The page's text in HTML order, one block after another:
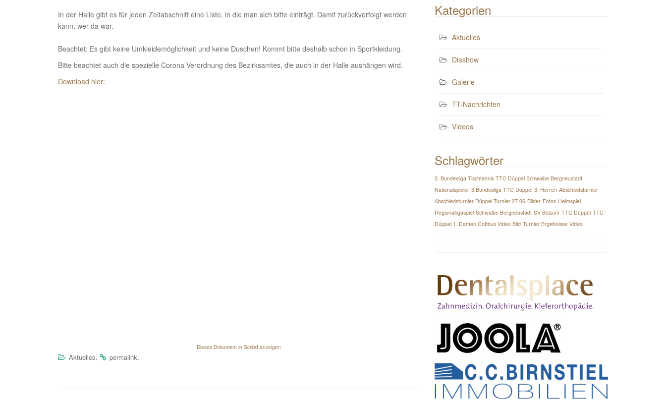
In der Halle gibt es für jeden Zeitabschnitt eine Liste, in die man sich bitte einträgt. Damit zurückverfolgt werden
kann, wer da war.
Beachtet: Es gibt keine Umkleidemöglichkeit und keine Duschen! Kommt bitte deshalb schon in Sportkleidung.
Bitte beachtet auch die spezielle Corona Verordnung des Bezirksamtes, die auch in der Halle aushängen wird.
Download hier:
Dieses Dokument in Scribd anzeigen
Aktuelles. permalink.
Kategorien
Aktuelles
Diashow
Galerie
TT-Nachrichten
Videos
Schlagwörter
3. Bundesliga Tischtennis TTC Düppel Schwalbe Bergneustadt
Nationalspieler 3.Bundesliga TTC Düppel 3. Herren Abschiedsturnier
Abschiedsturnier Düppel Turnier 27.06 Bilder Fotos Heimspiel
Regionalligaspiel Schwalbe Bergneustadt SV Bolzum TTC Düppel TTC
Düppel 1. Damen Cottbus Video Bild Turnier Ergebnisse Video